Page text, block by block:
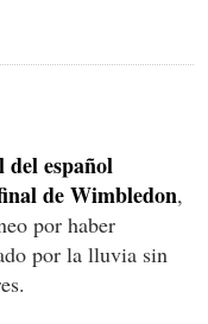
español
de Wimbledon,
por haber
por la lluvia sin